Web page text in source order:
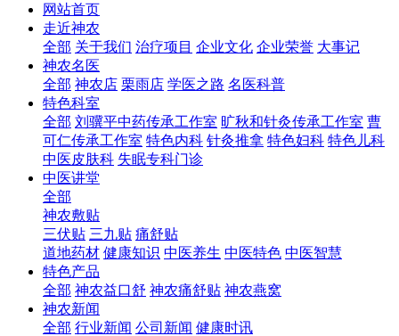
网站首页
走近神农
全部 关于我们 治疗项目 企业文化 企业荣誉 大事记
神农名医
全部 神农店 栗雨店 学医之路 名医科普
特色科室
全部 刘骥平中药传承工作室 旷秋和针灸传承工作室 曹
可仁传承工作室 特色内科 针灸推拿 特色妇科 特色儿科
中医皮肤科 失眠专科门诊
中医讲堂
全部
神农敷贴
三伏贴 三九贴 痛舒贴
道地药材 健康知识 中医养生 中医特色 中医智慧
特色产品
全部 神农益口舒 神农痛舒贴 神农燕窝
神农新闻
全部 行业新闻 公司新闻 健康时讯